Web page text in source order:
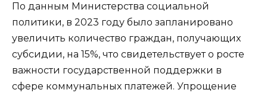
По данным Министерства социальной
политики, в 2023 году было запланировано
увеличить количество граждан, получающих
субсидии, на 15%, что свидетельствует о росте
важности государственной поддержки в
сфере коммунальных платежей. Упрощение